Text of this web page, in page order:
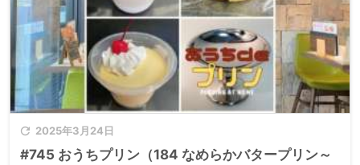
 2025年3月24日
#745 おうちプリン（184 なめらかバタープリン～